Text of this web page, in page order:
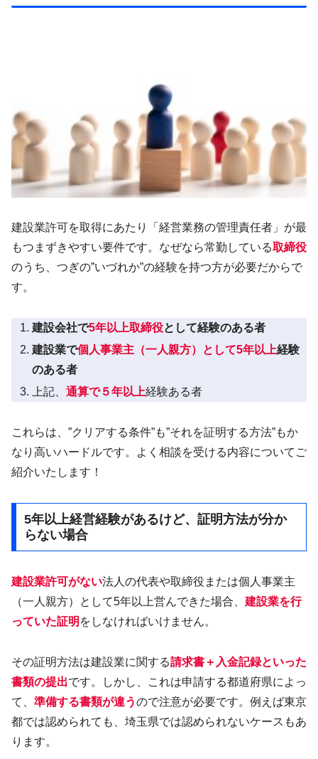
建設業許可を取得にあたり「経営業務の管理責任者」が最
もつまずきやすい要件です。なぜなら常勤している取締役
のうち、つぎの”いづれか”の経験を持つ方が必要だからで
す。
建設会社で5年以上取締役として経験のある者
建設業で個人事業主（一人親方）として5年以上経験
のある者
上記、通算で５年以上経験ある者
これらは、”クリアする条件”も”それを証明する方法”もか
なり高いハードルです。よく相談を受ける内容についてご
紹介いたします！
5年以上経営経験があるけど、証明方法が分か
らない場合
建設業許可がない法人の代表や取締役または個人事業主
（一人親方）として5年以上営んできた場合、 建設業を行
っていた証明 をしなければいけません。
その証明方法は建設業に関する請求書＋入金記録といった
書類の提出です。しかし、これは申請する都道府県によっ
て、 準備する書類が違うので注意が必要です。例えば東京
都では認められても、埼玉県では認められないケースもあ
ります。